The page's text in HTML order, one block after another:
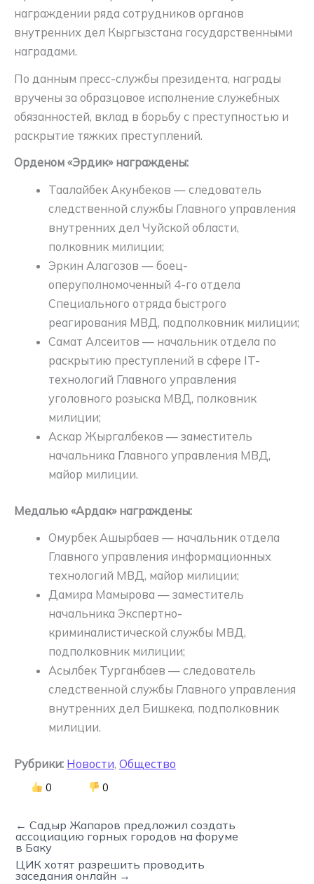
награждении ряда сотрудников органов
внутренних дел Кыргызстана государственными
наградами.
По данным пресс-службы президента, награды
вручены за образцовое исполнение служебных
обязанностей, вклад в борьбу с преступностью и
раскрытие тяжких преступлений.
Орденом «Эрдик» награждены:
Таалайбек Акунбеков — следователь
следственной службы Главного управления
внутренних дел Чуйской области,
полковник милиции;
Эркин Алагозов — боец-
оперуполномоченный 4-го отдела
Специального отряда быстрого
реагирования МВД, подполковник милиции;
Самат Алсеитов — начальник отдела по
раскрытию преступлений в сфере IT-
технологий Главного управления
уголовного розыска МВД, полковник
милиции;
Аскар Жыргалбеков — заместитель
начальника Главного управления МВД,
майор милиции.
Медалью «Ардак» награждены:
Омурбек Ашырбаев — начальник отдела
Главного управления информационных
технологий МВД, майор милиции;
Дамира Мамырова — заместитель
начальника Экспертно-
криминалистической службы МВД,
подполковник милиции;
Асылбек Турганбаев — следователь
следственной службы Главного управления
внутренних дел Бишкека, подполковник
милиции.
Рубрики: Новости, Общество
0 0
← Садыр Жапаров предложил создать
ассоциацию горных городов на форуме
в Баку
ЦИК хотят разрешить проводить
заседания онлайн →